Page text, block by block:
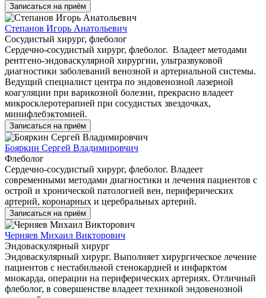
Записаться на приём
Степанов Игорь Анатольевич
Сосудистый хирург, флеболог
Сердечно-сосудистый хирург, флеболог. Владеет методами
рентгено-эндоваскулярной хирургии, ультразвуковой
диагностики заболеваний венозной и артериальной системы.
Ведущий специалист центра по эндовенозной лазерной
коагуляции при варикозной болезни, прекрасно владеет
микросклеротерапией при сосудистых звездочках,
минифлебэктомией.
Записаться на приём
Бояркин Сергей Владимировчич
Флеболог
Сердечно-сосудистый хирург, флеболог. Владеет
современными методами диагностики и лечения пациентов с
острой и хронической патологией вен, периферических
артерий, коронарных и церебральных артерий.
Записаться на приём
Черняев Михаил Викторович
Эндоваскулярный хирург
Эндоваскулярный хирург. Выполняет хирургическое лечение
пациентов с нестабильной стенокардией и инфарктом
миокарда, операции на периферических артериях. Отличный
флеболог, в совершенстве владеет техникой эндовенозной